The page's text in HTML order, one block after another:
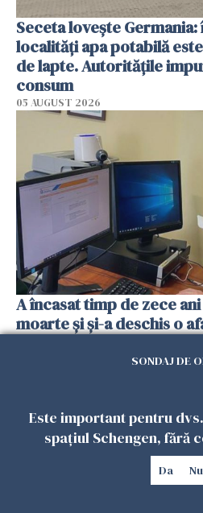
Seceta lovește
localități apa potabilă
de lapte. Autoritățile
consum
05 AUGUST 2026
A încasat timp de zece
moarte și și-a deschis o
SONDAJ DE
Este important pentru
spațiul Schengen, fără
Da Nu